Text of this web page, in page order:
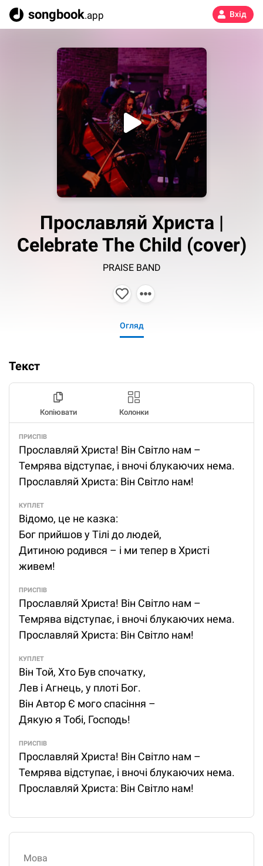
songbook.app Вхід
Прославляй Христа |
Celebrate The Child (cover)
PRAISE BAND
Огляд
Текст
Копіювати Колонки
ПРИСПІВ
Прославляй Христа! Він Світло нам –
Темрява відступає, і вночі блукаючих нема.
Прославляй Христа: Він Світло нам!
КУПЛЕТ
Відомо, це не казка:
Бог прийшов у Тілі до людей,
Дитиною родився – і ми тепер в Христі
живем!
ПРИСПІВ
Прославляй Христа! Він Світло нам –
Темрява відступає, і вночі блукаючих нема.
Прославляй Христа: Він Світло нам!
КУПЛЕТ
Він Той, Хто Був спочатку,
Лев і Агнець, у плоті Бог.
Він Автор Є мого спасіння –
Дякую я Тобі, Господь!
ПРИСПІВ
Прославляй Христа! Він Світло нам –
Темрява відступає, і вночі блукаючих нема.
Прославляй Христа: Він Світло нам!
Мова